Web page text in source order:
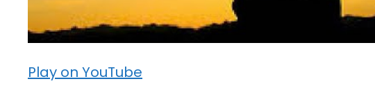
Play on YouTube